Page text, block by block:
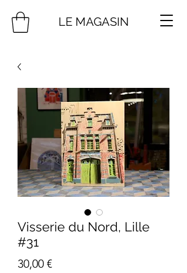
LE MAGASIN
Visserie du Nord, Lille
#31
30,00 €Prix